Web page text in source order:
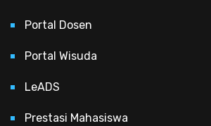
Portal Dosen
Portal Wisuda
LeADS
Prestasi Mahasiswa